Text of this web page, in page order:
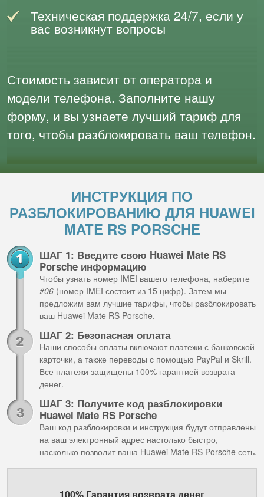
Техническая поддержка 24/7, если у
вас возникнут вопросы
Стоимость зависит от оператора и
модели телефона. Заполните нашу
форму, и вы узнаете лучший тариф для
того, чтобы разблокировать ваш телефон.
ИНСТРУКЦИЯ ПО
РАЗБЛОКИРОВАНИЮ ДЛЯ HUAWEI
MATE RS PORSCHE
ШАГ 1: Введите свою Huawei Mate RS
Porsche информацию
Чтобы узнать номер IMEI вашего телефона, наберите
#06 (номер IMEI состоит из 15 цифр). Затем мы
предложим вам лучшие тарифы, чтобы разблокировать
ваш Huawei Mate RS Porsche.
ШАГ 2: Безопасная оплата
Наши способы оплаты включают платежи с банковской
карточки, а также переводы с помощью PayPal и Skrill.
Все платежи защищены 100% гарантией возврата
денег.
ШАГ 3: Получите код разблокировки
Huawei Mate RS Porsche
Ваш код разблокировки и инструкция будут отправлены
на ваш электронный адрес настолько быстро,
насколько позволит ваша Huawei Mate RS Porsche сеть.